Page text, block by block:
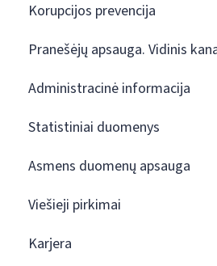
Korupcijos prevencija
Pranešėjų apsauga. Vidinis
Administracinė informacija
Statistiniai duomenys
Asmens duomenų apsauga
Viešieji pirkimai
Karjera